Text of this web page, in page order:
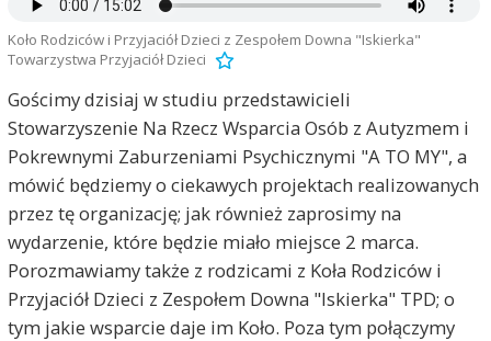
Koło Rodziców i Przyjaciół Dzieci z Zespołem Downa "Iskierka"
Towarzystwa Przyjaciół Dzieci
Gościmy dzisiaj w studiu przedstawicieli
Stowarzyszenie Na Rzecz Wsparcia Osób z Autyzmem i
Pokrewnymi Zaburzeniami Psychicznymi "A TO MY", a
mówić będziemy o ciekawych projektach realizowanych
przez tę organizację; jak również zaprosimy na
wydarzenie, które będzie miało miejsce 2 marca.
Porozmawiamy także z rodzicami z Koła Rodziców i
Przyjaciół Dzieci z Zespołem Downa "Iskierka" TPD; o
tym jakie wsparcie daje im Koło. Poza tym połączymy